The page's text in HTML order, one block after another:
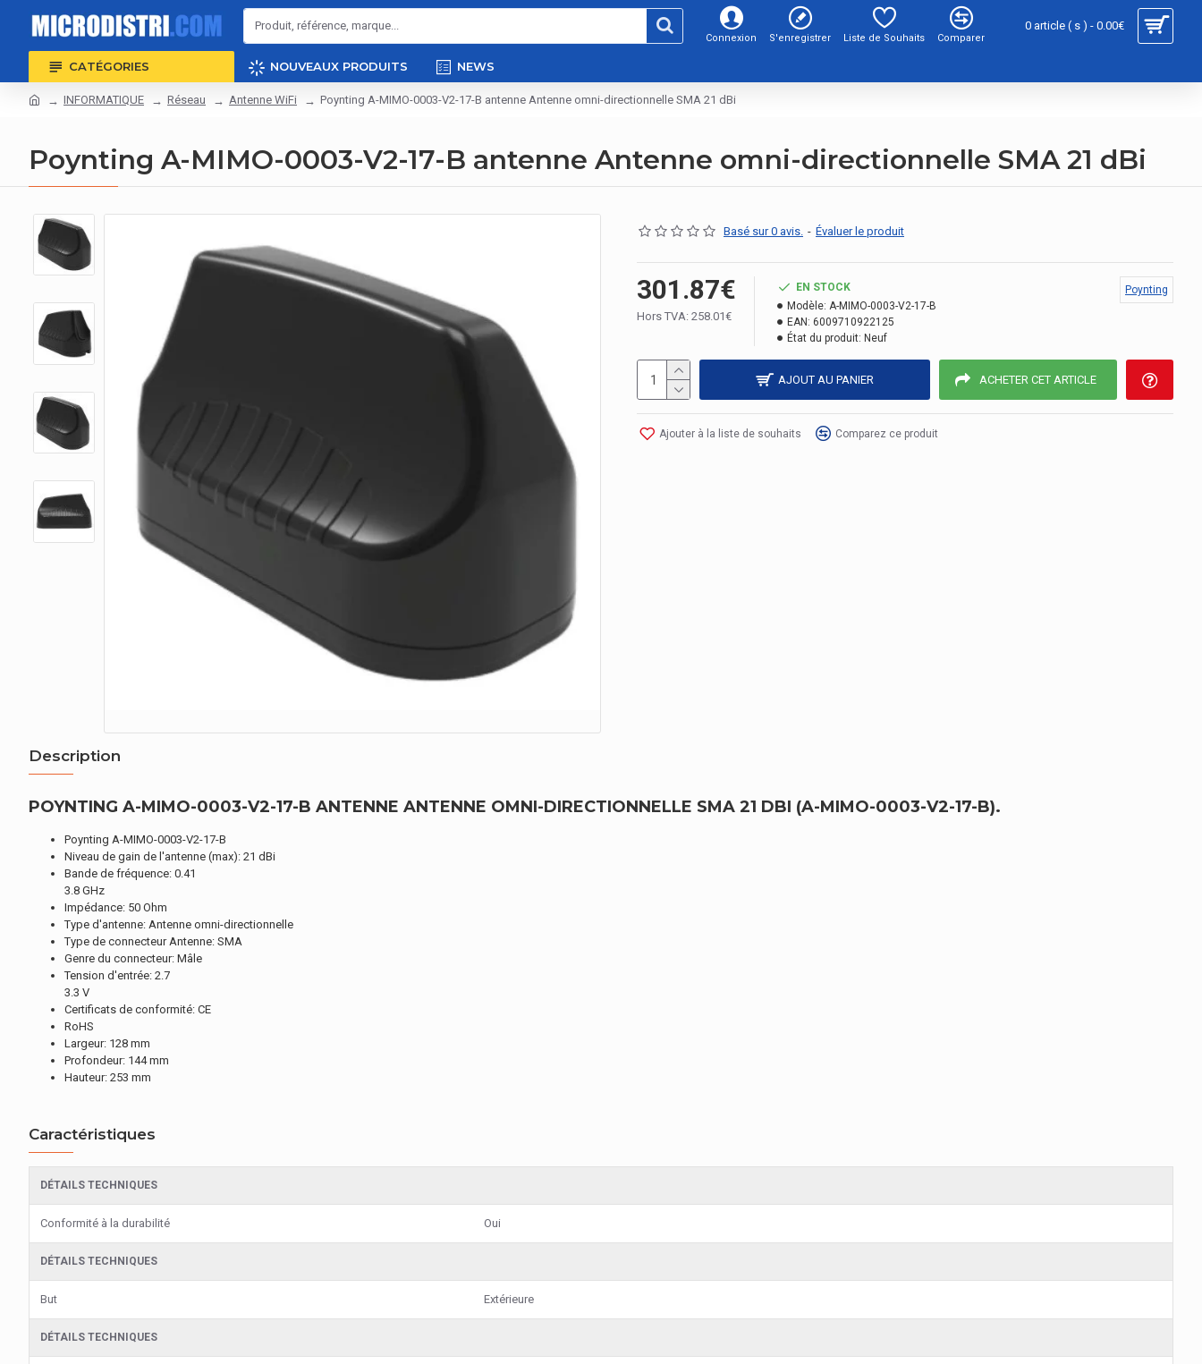
Connexion S'enregistrer Liste de Souhaits Comparer
0 article ( s ) - 0.00€
CATÉGORIES NOUVEAUX PRODUITS NEWS
INFORMATIQUE Réseau Antenne WiFi Poynting A-MIMO-0003-V2-17-B antenne Antenne omni-directionnelle SMA 21 dBi
Poynting A-MIMO-0003-V2-17-B antenne Antenne omni-directionnelle SMA 21 dBi
Basé sur 0 avis. - Évaluer le produit
301.87€
Hors TVA: 258.01€
EN STOCK
Modèle: A-MIMO-0003-V2-17-B
EAN: 6009710922125
État du produit: Neuf
Poynting
AJOUT AU PANIER ACHETER CET ARTICLE
Ajouter à la liste de souhaits Comparez ce produit
Description
POYNTING A-MIMO-0003-V2-17-B ANTENNE ANTENNE OMNI-DIRECTIONNELLE SMA 21 DBI (A-MIMO-0003-V2-17-B).
Poynting A-MIMO-0003-V2-17-B
Niveau de gain de l'antenne (max): 21 dBi
Bande de fréquence: 0.41
3.8 GHz
Impédance: 50 Ohm
Type d'antenne: Antenne omni-directionnelle
Type de connecteur Antenne: SMA
Genre du connecteur: Mâle
Tension d'entrée: 2.7
3.3 V
Certificats de conformité: CE
RoHS
Largeur: 128 mm
Profondeur: 144 mm
Hauteur: 253 mm
Caractéristiques
DÉTAILS TECHNIQUES
Conformité à la durabilité Oui
DÉTAILS TECHNIQUES
But Extérieure
DÉTAILS TECHNIQUES